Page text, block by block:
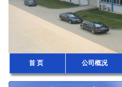
首 页 公司概况